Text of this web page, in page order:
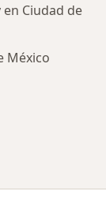
Ciudad de
México